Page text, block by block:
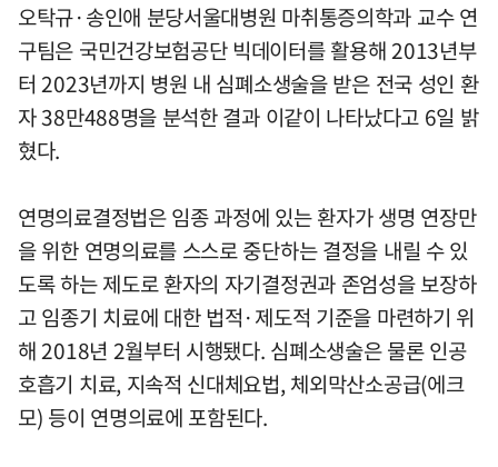
오탁규·송인애 분당서울대병원 마취통증의학과 교수 연
구팀은 국민건강보험공단 빅데이터를 활용해 2013년부
터 2023년까지 병원 내 심폐소생술을 받은 전국 성인 환
자 38만488명을 분석한 결과 이같이 나타났다고 6일 밝
혔다.
연명의료결정법은 임종 과정에 있는 환자가 생명 연장만
을 위한 연명의료를 스스로 중단하는 결정을 내릴 수 있
도록 하는 제도로 환자의 자기결정권과 존엄성을 보장하
고 임종기 치료에 대한 법적·제도적 기준을 마련하기 위
해 2018년 2월부터 시행됐다. 심폐소생술은 물론 인공
호흡기 치료, 지속적 신대체요법, 체외막산소공급(에크
모) 등이 연명의료에 포함된다.